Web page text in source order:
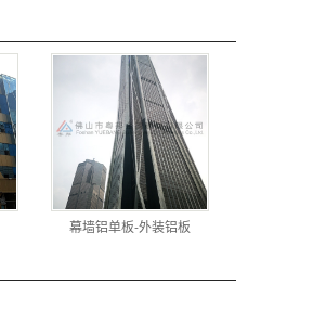
幕墙铝单板-外装铝板